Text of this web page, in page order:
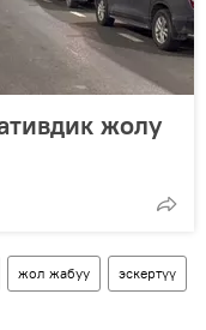
жолу
жол жабуу эскертүү